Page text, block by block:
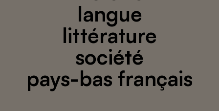
langue
littérature
société
pays-bas français